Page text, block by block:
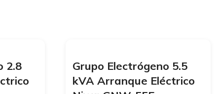
2.8
Grupo Electrógeno 5.5
kVA Arranque Eléctrico